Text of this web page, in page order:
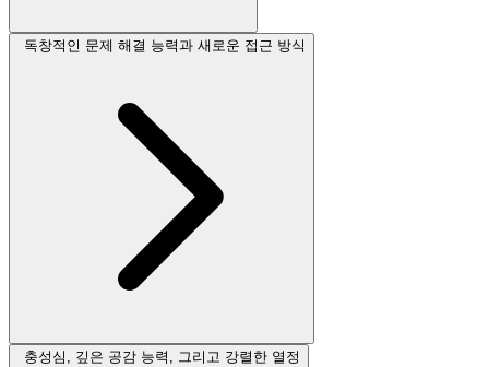
독창적인 문제 해결 능력과 새로운 접근 방식
충성심, 깊은 공감 능력, 그리고 강렬한 열정